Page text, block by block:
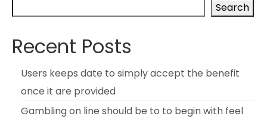
Search
Recent Posts
Users keeps date to simply accept the benefit
once it are provided
Gambling on line should be to to begin with feel